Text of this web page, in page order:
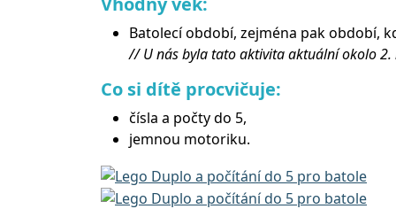
Batolecí období, zejména pak období,
// U nás byla tato aktivita aktuální okolo 2.
Co si dítě procvičuje:
čísla a počty do 5,
jemnou motoriku.